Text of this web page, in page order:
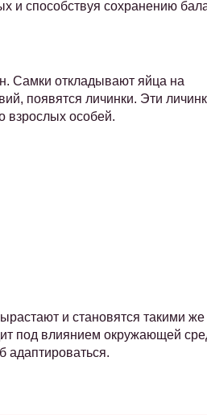
и способствуя сохранению
Самки откладывают яйца на
появятся личинки. Эти
взрослых особей.
и становятся такими
под влиянием окружающей
адаптироваться.